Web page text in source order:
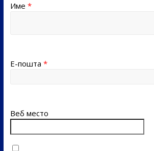
Име *
Е-пошта *
Веб место